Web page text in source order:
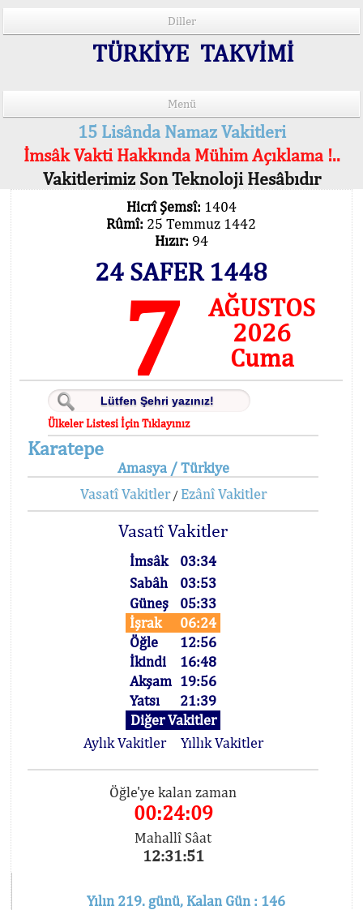
Diller
TÜRKİYE TAKVİMİ
Menü
15 Lisânda Namaz Vakitleri
İmsâk Vakti Hakkında Mühim Açıklama !..
Vakitlerimiz Son Teknoloji Hesâbıdır
Hicrî Şemsî: 1404
Rûmî: 25 Temmuz 1442
Hızır: 94
24 SAFER 1448
7
AĞUSTOS
2026
Cuma
Ülkeler Listesi İçin Tıklayınız
Karatepe
Amasya / Türkiye
Vasatî Vakitler/ Ezânî Vakitler
Vasatî Vakitler
İmsâk
03:34
Sabâh
03:53
Güneş
05:33
İşrak
06:24
Öğle
12:56
İkindi
16:48
Akşam 19:56
Yatsı
21:39
Diğer Vakitler
Aylık Vakitler
Yıllık Vakitler
Öğle'ye kalan zaman
00:24:09
Mahallî Sâat
12:31:51
Yılın 219. günü, Kalan Gün : 146